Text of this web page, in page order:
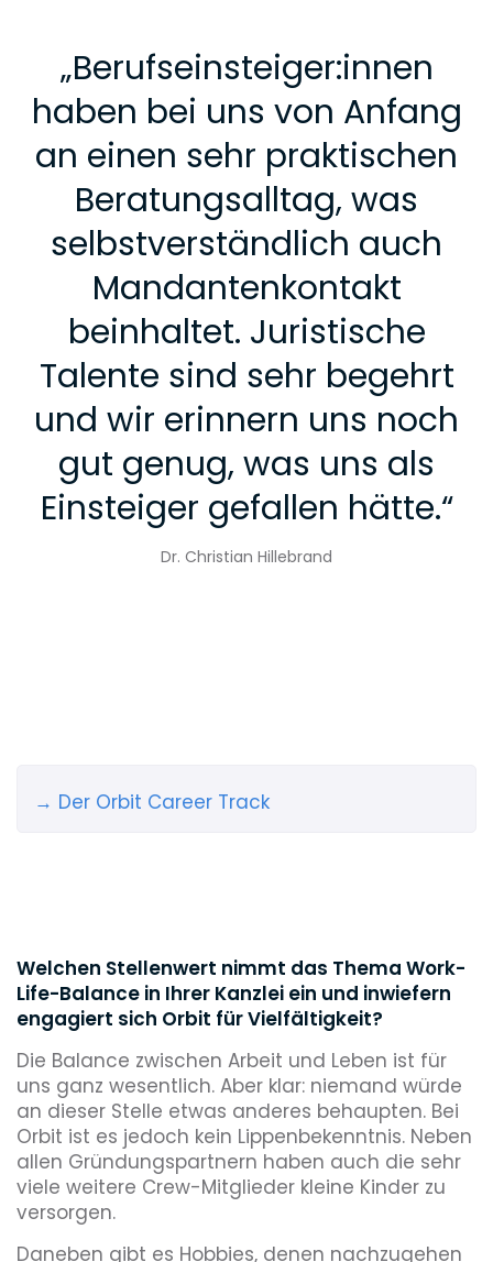
„Berufseinsteiger:innen
haben bei uns von Anfang
an einen sehr praktischen
Beratungsalltag, was
selbstverständlich auch
Mandantenkontakt
beinhaltet. Juristische
Talente sind sehr begehrt
und wir erinnern uns noch
gut genug, was uns als
Einsteiger gefallen hätte.“
Dr. Christian Hillebrand
→ Der Orbit Career Track
Welchen Stellenwert nimmt das Thema Work-
Life-Balance in Ihrer Kanzlei ein und inwiefern
engagiert sich Orbit für Vielfältigkeit?
Die Balance zwischen Arbeit und Leben ist für
uns ganz wesentlich. Aber klar: niemand würde
an dieser Stelle etwas anderes behaupten. Bei
Orbit ist es jedoch kein Lippenbekenntnis. Neben
allen Gründungspartnern haben auch die sehr
viele weitere Crew-Mitglieder kleine Kinder zu
versorgen.
Daneben gibt es Hobbies, denen nachzugehen